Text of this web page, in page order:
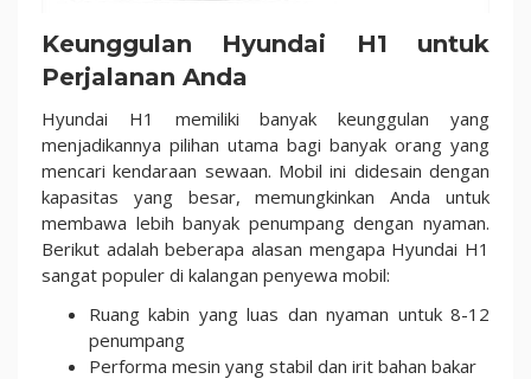
Keunggulan Hyundai H1 untuk
Perjalanan Anda
Hyundai H1 memiliki banyak keunggulan yang
menjadikannya pilihan utama bagi banyak orang yang
mencari kendaraan sewaan. Mobil ini didesain dengan
kapasitas yang besar, memungkinkan Anda untuk
membawa lebih banyak penumpang dengan nyaman.
Berikut adalah beberapa alasan mengapa Hyundai H1
sangat populer di kalangan penyewa mobil:
Ruang kabin yang luas dan nyaman untuk 8-12
penumpang
Performa mesin yang stabil dan irit bahan bakar